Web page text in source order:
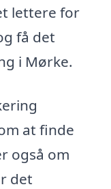
lettere for
få det
i Mørke.
at finde
også om
det